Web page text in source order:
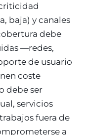
baja) y canales
debe
—redes,
de usuario
coste
debe ser
servicios
fuera de
a